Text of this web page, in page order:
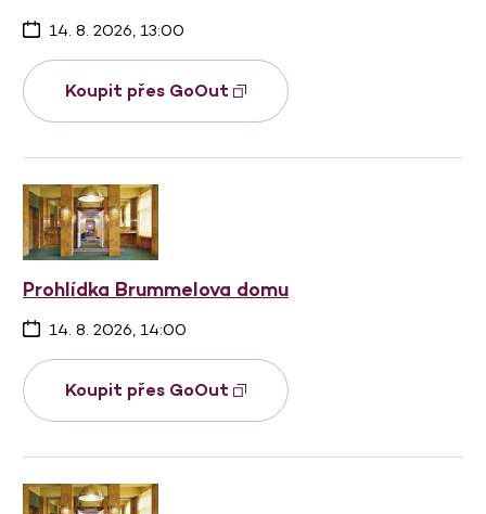
14. 8. 2026, 13:00
Koupit přes GoOut
Prohlídka Brummelova domu
14. 8. 2026, 14:00
Koupit přes GoOut